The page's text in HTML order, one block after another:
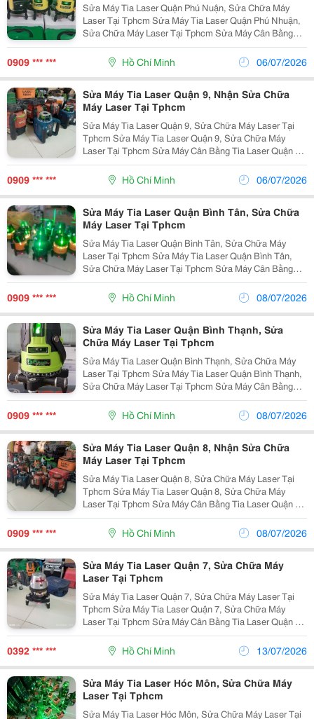
Sửa Máy Tia Laser Quận Phú Nuận, Sửa Chữa Máy
Laser Tại Tphcm Sửa Máy Tia Laser Quận Phú Nhuận,
Sửa Chữa Máy Laser Tại Tphcm Sửa Máy Cân Bằng
Tia Laser Quận Phú Nhuận Nhận Sửa Chữa Máy Cân
Bằng Laser Quận Phú Nhuận Sửa Chữa Máy Laser
Quận...
0909 *** *** Hồ Chí Minh 06/07/2026
Sửa Máy Tia Laser Quận 9, Nhận Sửa Chữa
Máy Laser Tại Tphcm
Sửa Máy Tia Laser Quận 9, Sửa Chữa Máy Laser Tại
Tphcm Sửa Máy Tia Laser Quận 9, Sửa Chữa Máy
Laser Tại Tphcm Sửa Máy Cân Bằng Tia Laser Quận 9
Nhận Sửa Chữa Máy Cân Bằng Laser Quận 9 Sửa
Chữa Máy Laser Quận 9 Sửa Chữa Máy Laser Bosch ...
0909 *** *** Hồ Chí Minh 06/07/2026
Sửa Máy Tia Laser Quận Bình Tân, Sửa Chữa
Máy Laser Tại Tphcm
Sửa Máy Tia Laser Quận Bình Tân, Sửa Chữa Máy
Laser Tại Tphcm Sửa Máy Tia Laser Quận Bình Tân,
Sửa Chữa Máy Laser Tại Tphcm Sửa Máy Cân Bằng
Tia Laser Quận Bình Tân Nhận Sửa Chữa Máy Cân
Bằng Laser Quận Bình Tân Sửa Chữa Máy Laser
Quận...
0909 *** *** Hồ Chí Minh 08/07/2026
Sửa Máy Tia Laser Quận Bình Thạnh, Sửa
Chữa Máy Laser Tại Tphcm
Sửa Máy Tia Laser Quận Bình Thạnh, Sửa Chữa Máy
Laser Tại Tphcm Sửa Máy Tia Laser Quận Bình Thạnh,
Sửa Chữa Máy Laser Tại Tphcm Sửa Máy Cân Bằng
Tia Laser Quận Bình Thạnh Nhận Sửa Chữa Máy Cân
Bằng Laser Quận Bình Thạnh Sửa Chữa Máy Laser...
0909 *** *** Hồ Chí Minh 08/07/2026
Sửa Máy Tia Laser Quận 8, Nhận Sửa Chữa
Máy Laser Tại Tphcm
Sửa Máy Tia Laser Quận 8, Sửa Chữa Máy Laser Tại
Tphcm Sửa Máy Tia Laser Quận 8, Sửa Chữa Máy
Laser Tại Tphcm Sửa Máy Cân Bằng Tia Laser Quận 8
Nhận Sửa Chữa Máy Cân Bằng Laser Quận 8 Sửa
Chữa Máy Laser Quận 8 Sửa Chữa Máy Laser Bosch ...
0909 *** *** Hồ Chí Minh 08/07/2026
Sửa Máy Tia Laser Quận 7, Sửa Chữa Máy
Laser Tại Tphcm
Sửa Máy Tia Laser Quận 7, Sửa Chữa Máy Laser Tại
Tphcm Sửa Máy Tia Laser Quận 7, Sửa Chữa Máy
Laser Tại Tphcm Sửa Máy Cân Bằng Tia Laser Quận 7
Nhận Sửa Chữa Máy Cân Bằng Laser Quận 7 Sửa
Chữa Máy Laser Quận 7 Sửa Chữa Máy Laser Bosch ...
0392 *** *** Hồ Chí Minh 13/07/2026
Sửa Máy Tia Laser Hóc Môn, Sửa Chữa Máy
Laser Tại Tphcm
Sửa Máy Tia Laser Hóc Môn, Sửa Chữa Máy Laser Tại